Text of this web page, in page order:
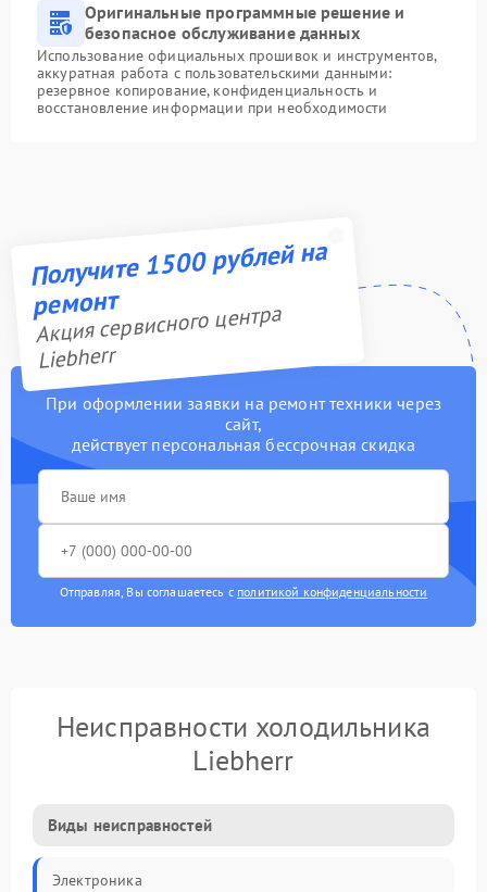
Оригинальные программные решение и
безопасное обслуживание данных
Использование официальных прошивок и инструментов,
аккуратная работа с пользовательскими данными:
резервное копирование, конфиденциальность и
восстановление информации при необходимости
Получите 1500 рублей на
ремонт
Акция сервисного центра
Liebherr
При оформлении заявки на ремонт техники через
сайт,
действует персональная бессрочная скидка
Отправляя, Вы соглашаетесь с политикой конфиденциальности
Неисправности холодильника
Liebherr
Виды неисправностей
Электроника